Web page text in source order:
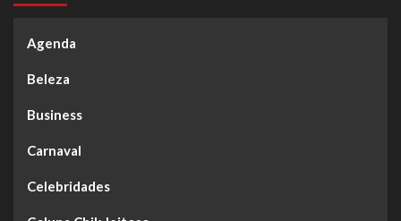
Agenda
Beleza
Business
Carnaval
Celebridades